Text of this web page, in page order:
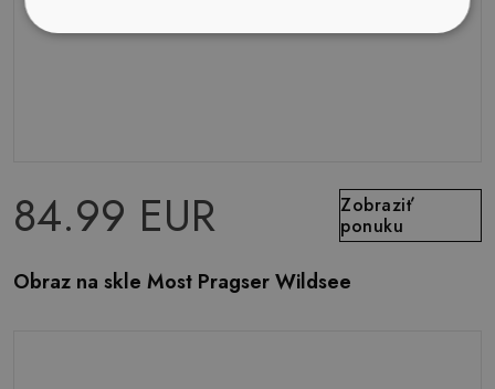
84.99 EUR
Zobraziť
ponuku
Obraz na skle Most Pragser Wildsee